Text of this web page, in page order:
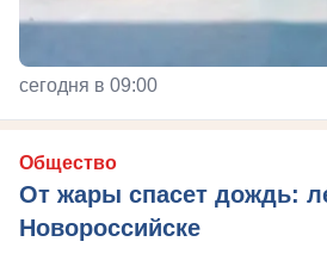
сегодня в 09:00
Общество
От жары спасет дождь:
Новороссийске